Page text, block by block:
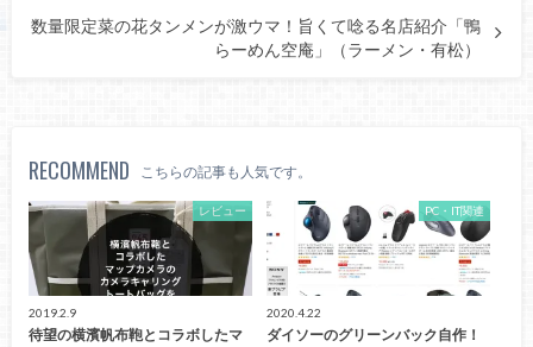
数量限定菜の花タンメンが激ウマ！旨くて唸る名店紹介「鴨
らーめん空庵」（ラーメン・有松）
RECOMMEND こちらの記事も人気です。
レビュー
2019.2.9
待望の横濱帆布鞄とコラボしたマ
PC・IT関連
2020.4.22
ダイソーのグリーンバック自作！